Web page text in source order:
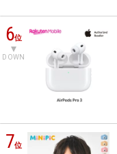
6位
DOWN
7位